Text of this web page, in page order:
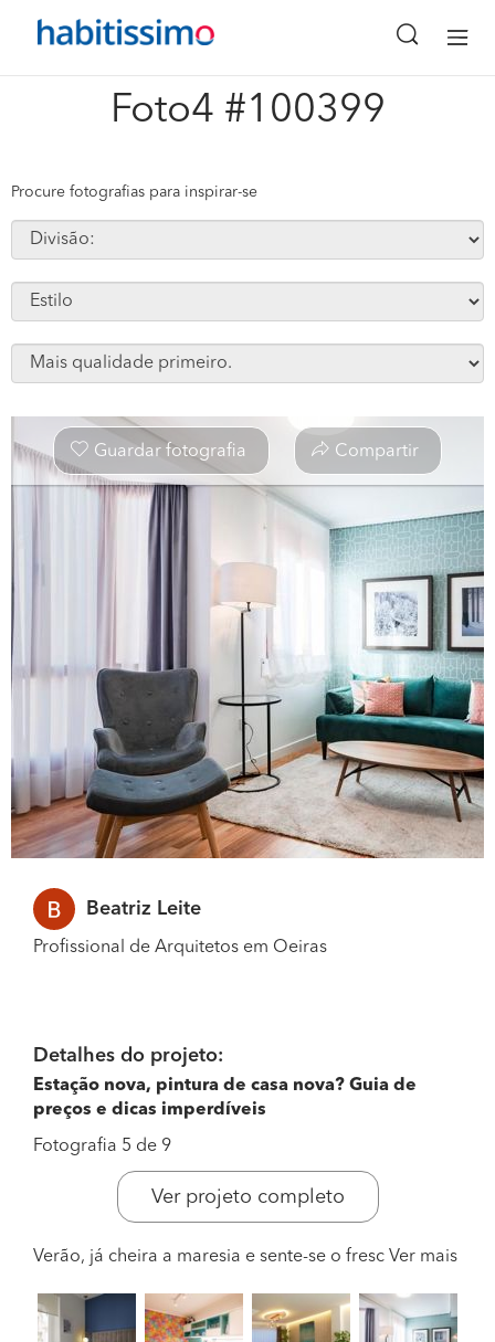
Foto4 #100399
x
Procure fotografias para inspirar-se
Guardar fotografia Compartir
Beatriz Leite
Profissional de Arquitetos em Oeiras
Detalhes do projeto:
Estação nova, pintura de casa nova? Guia de
preços e dicas imperdíveis
Fotografia 5 de 9
Ver projeto completo
Verão, já cheira a maresia e sente-se o fresc Ver mais